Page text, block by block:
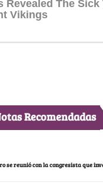
Recomendadas
se reunió con la congresista que